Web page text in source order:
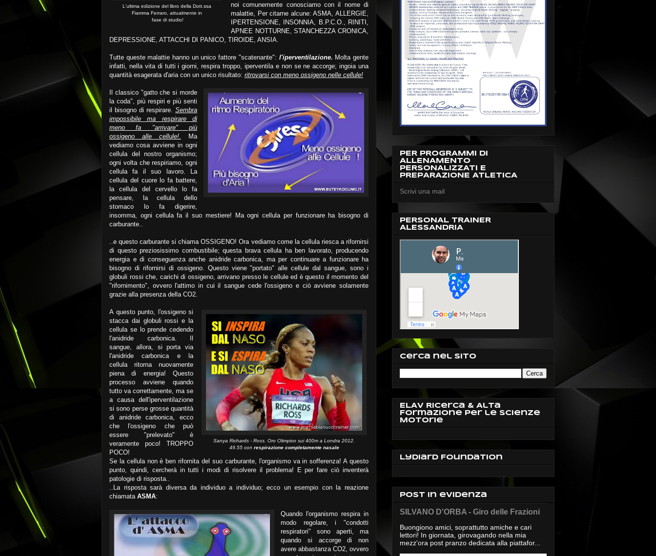
L'ultima edizione del libro della Dott.ssa
Fiamma Ferraro, attualmente in
fase di studio!
noi comunemente conosciamo con il nome di
malattie, Per citarne alcune: ASMA, ALLERGIE,
IPERTENSIONE, INSONNIA, B.P.C.O., RINITI,
APNEE NOTTURNE, STANCHEZZA CRONICA,
DEPRESSIONE, ATTACCHI DI PANICO, TIROIDE, ANSIA.
Tutte queste malattie hanno un unico fattore "scatenante": l'iperventilazione. Molta gente
infatti, nella vita di tutti i giorni, respira troppo, iperventila e non se ne accorge; ingoia una
quantità esagerata d'aria con un unico risultato: ritrovarsi con meno ossigeno nelle cellule!
Il classico "gatto che si morde
la coda", più respiri e più senti
il bisogno di respirare. Sembra
impossibile ma respirare di
meno fa "arrivare" più
ossigeno alle cellule!.
Ma
vediamo cosa avviene in ogni
cellula del nostro organismo;
ogni volta che respiriamo, ogni
cellula fa il suo lavoro. La
cellula del cuore lo fa battere,
la cellula del cervello lo fa
pensare, la cellula dello
stomaco lo fa digerire,
insomma, ogni cellula fa il suo mestiere! Ma ogni cellula per funzionare ha bisogno di
carburante..
..e questo carburante si chiama OSSIGENO! Ora vediamo come la cellula riesca a rifornirsi
di questo preziosissimo combustibile; questa brava cellula ha ben lavorato, producendo
energia e di conseguenza anche anidride carbonica, ma per continuare a funzionare ha
bisogno di rifornirsi di ossigeno. Questo viene "portato" alle cellule dal sangue, sono i
globuli rossi che, carichi di ossigeno, arrivano presso le cellule ed è questo il momento del
"rifornimento", ovvero l'attimo in cui il sangue cede l'ossigeno e ciò avviene solamente
grazie alla presenza della CO2.
Sanya Richards - Ross. Oro Olimpico sui 400m a Londra 2012.
49.55 con respirazione completamente nasale
A questo punto, l'ossigeno si
stacca dai globuli rossi e la
cellula se lo prende cedendo
l'anidride carbonica. Il
sangue, allora, si porta via
l'anidride carbonica e la
cellula ritorna nuovamente
piena di energia! Questo
processo avviene quando
tutto va correttamente, ma se
a causa dell'iperventilazione
si sono perse grosse quantità
di anidride carbonica, ecco
che l'ossigeno che può
essere "prelevato" è
veramente poco! TROPPO
POCO!
Se la cellula non è ben rifornita del suo carburante, l'organismo va in sofferenza! A questo
punto, quindi, cercherà in tutti i modi di risolvere il problema! E per fare ciò inventerà
patologie di risposta..
..La risposta sarà diversa da individuo a individuo; ecco un esempio con la reazione
chiamata ASMA:
Quando l'organismo respira in
modo regolare, i "condotti
respiratori" sono aperti, ma
quando si accorge di non
avere abbastanza CO2, ovvero
PER PROGRAMMI DI
ALLENAMENTO
PERSONALIZZATI E
PREPARAZIONE ATLETICA
Scrivi una mail
PERSONAL TRAINER
ALESSANDRIA
Cerca nel sito
ELAV Ricerca & Alta
Formazione per le Scienze
Motorie
Lydiard Foundation
Post in evidenza
SILVANO D'ORBA - Giro delle Frazioni
Buongiono amici, soprattutto amiche e cari
lettori! In giornata, girovagando nella mia
mezz'ora post pranzo dedicata alla piattafor...